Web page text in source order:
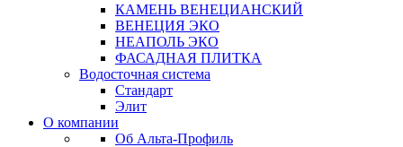
КАМЕНЬ ВЕНЕЦИАНСКИЙ
ВЕНЕЦИЯ ЭКО
НЕАПОЛЬ ЭКО
ФАСАДНАЯ ПЛИТКА
Водосточная система
Стандарт
Элит
О компании
Об Альта-Профиль